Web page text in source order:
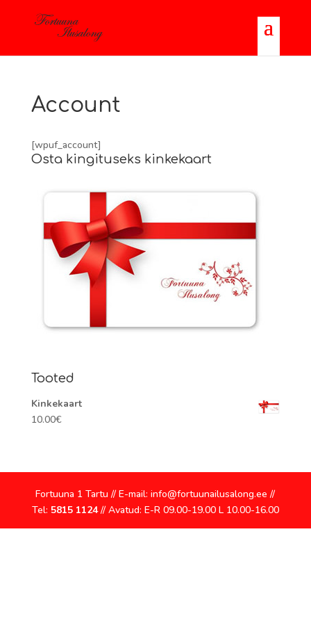
Account
[wpuf_account]
Osta kingituseks kinkekaart
Tooted
Kinkekaart
10.00€
Fortuuna 1 Tartu // E-mail: info@fortuunailusalong.ee //
Tel: 5815 1124// Avatud: E-R 09.00-19.00 L 10.00-16.00